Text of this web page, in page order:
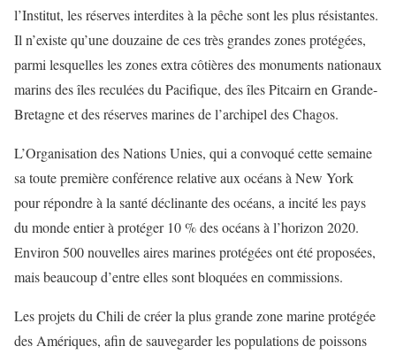
l’Institut, les réserves interdites à la pêche sont les plus résistantes.
Il n’existe qu’une douzaine de ces très grandes zones protégées,
parmi lesquelles les zones extra côtières des monuments nationaux
marins des îles reculées du Pacifique, des îles Pitcairn en Grande-
Bretagne et des réserves marines de l’archipel des Chagos.
L’Organisation des Nations Unies, qui a convoqué cette semaine
sa toute première conférence relative aux océans à New York
pour répondre à la santé déclinante des océans, a incité les pays
du monde entier à protéger 10 % des océans à l’horizon 2020.
Environ 500 nouvelles aires marines protégées ont été proposées,
mais beaucoup d’entre elles sont bloquées en commissions.
Les projets du Chili de créer la plus grande zone marine protégée
des Amériques, afin de sauvegarder les populations de poissons